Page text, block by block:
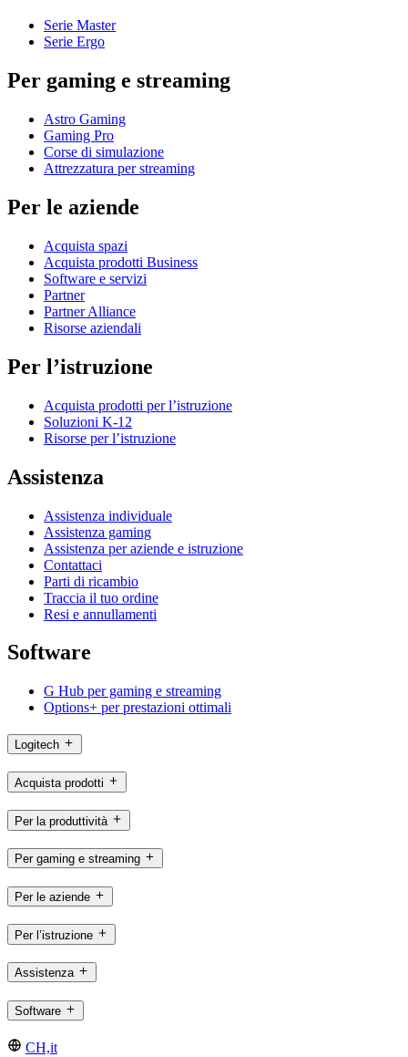
Serie Master
Serie Ergo
Per gaming e streaming
Astro Gaming
Gaming Pro
Corse di simulazione
Attrezzatura per streaming
Per le aziende
Acquista spazi
Acquista prodotti Business
Software e servizi
Partner
Partner Alliance
Risorse aziendali
Per l’istruzione
Acquista prodotti per l’istruzione
Soluzioni K-12
Risorse per l’istruzione
Assistenza
Assistenza individuale
Assistenza gaming
Assistenza per aziende e istruzione
Contattaci
Parti di ricambio
Traccia il tuo ordine
Resi e annullamenti
Software
G Hub per gaming e streaming
Options+ per prestazioni ottimali
Logitech
Acquista prodotti
Per la produttività
Per gaming e streaming
Per le aziende
Per l’istruzione
Assistenza
Software
CH,it